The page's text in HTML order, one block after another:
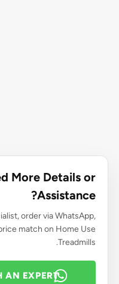
More Details or
Assistance?
order via WhatsApp,
match on Home Use
Treadmills.
AN EXPERT